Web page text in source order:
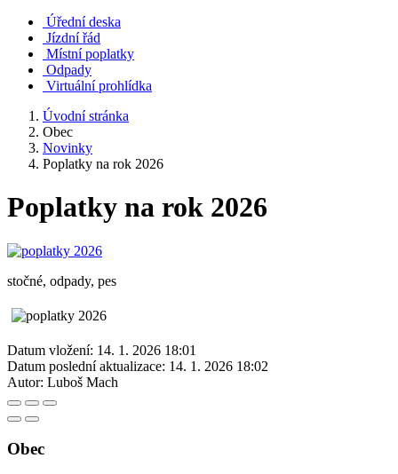
Úřední deska
Jízdní řád
Místní poplatky
Odpady
Virtuální prohlídka
Úvodní stránka
Obec
Novinky
Poplatky na rok 2026
Poplatky na rok 2026
stočné, odpady, pes
Datum vložení: 14. 1. 2026 18:01
Datum poslední aktualizace: 14. 1. 2026 18:02
Autor: Luboš Mach
Obec